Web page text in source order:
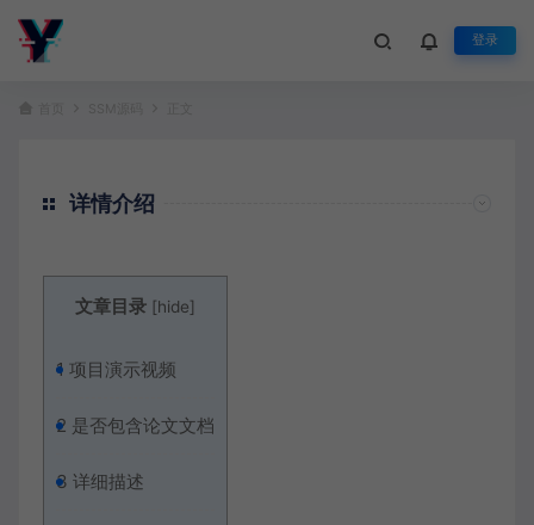
登录
详情介绍
文章目录 [hide]
1 项目演示视频
2 是否包含论文文档
3 详细描述